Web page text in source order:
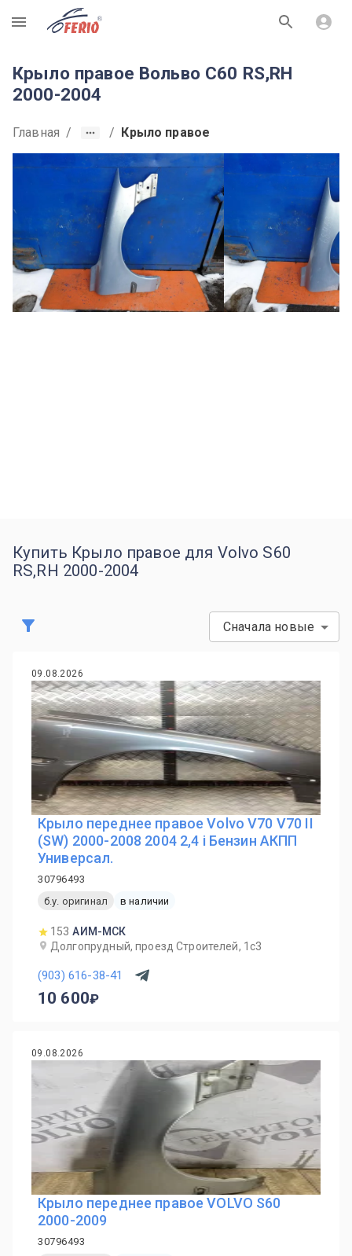
R
Крыло правое Вольво С60 RS,RH
2000-2004
Главная / / Крыло правое
Купить Крыло правое для Volvo S60
RS,RH 2000-2004
Сначала новые
09.08.2026
Крыло переднее правое Volvo V70 V70 II
(SW) 2000-2008 2004 2,4 i Бензин АКПП
Универсал.
30796493
б.у. оригинал
в наличии
153 АИМ-МСК
Долгопрудный, проезд Строителей, 1с3
(903) 616-38-41
10 600
09.08.2026
Крыло переднее правое VOLVO S60
2000-2009
30796493